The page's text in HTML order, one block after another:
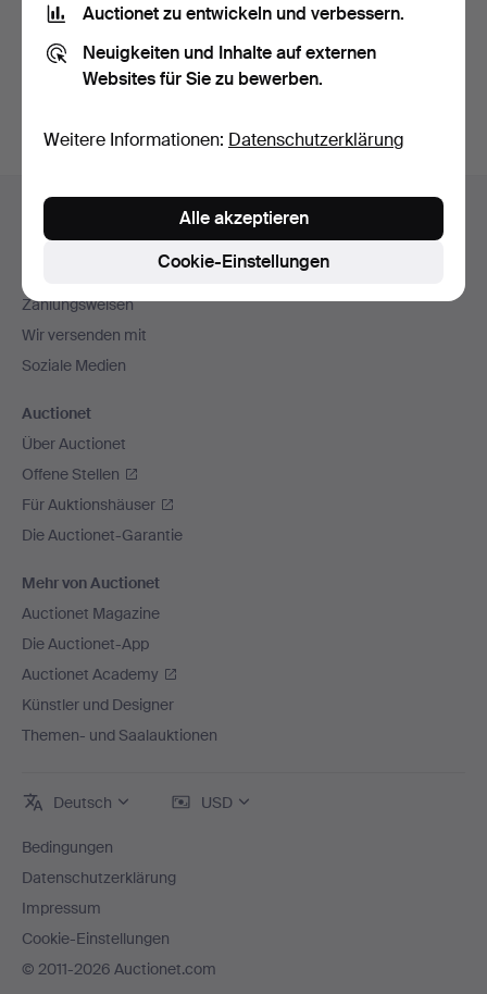
Sie können auch inBeendete Auktionen aus unserem
suchen.
Fußzeilen-
Kontakt mit dem Support aufnehmen
Zahlungsweisen
Wir versenden mit
Soziale Medien
Auctionet
Über Auctionet
Offene Stellen
Für Auktionshäuser
Die Auctionet-Garantie
Mehr von Auctionet
Auctionet Magazine
Die Auctionet-App
Auctionet Academy
Künstler und Designer
Themen- und Saalauktionen
Deutsch USD
Bedingungen
Datenschutzerklärung
Impressum
Cookie-Einstellungen
© 2011-2026 Auctionet.com
Auctionet zu entwickeln und verbessern.
Neuigkeiten und Inhalte auf externen
Websites für Sie zu bewerben.
Weitere Informationen: Datenschutzerklärung
Cookie-Einstellungen
Alle akzeptieren